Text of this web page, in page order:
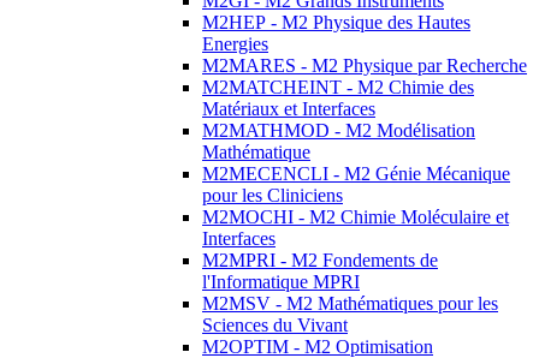
M2HEP - M2 Physique des Hautes
Energies
M2MARES - M2 Physique par Recherche
M2MATCHEINT - M2 Chimie des
Matériaux et Interfaces
M2MATHMOD - M2 Modélisation
Mathématique
M2MECENCLI - M2 Génie Mécanique
pour les Cliniciens
M2MOCHI - M2 Chimie Moléculaire et
Interfaces
M2MPRI - M2 Fondements de
l'Informatique MPRI
M2MSV - M2 Mathématiques pour les
Sciences du Vivant
M2OPTIM - M2 Optimisation